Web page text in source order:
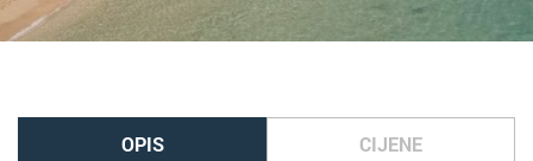
OPIS CIJENE